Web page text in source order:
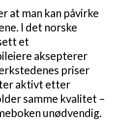
at man kan påvirke
I det norske
et
aksepterer
priser
aktivt etter
samme kvalitet –
unødvendig.